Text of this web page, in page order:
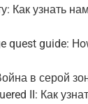
Как узнать
в серой
II: Как